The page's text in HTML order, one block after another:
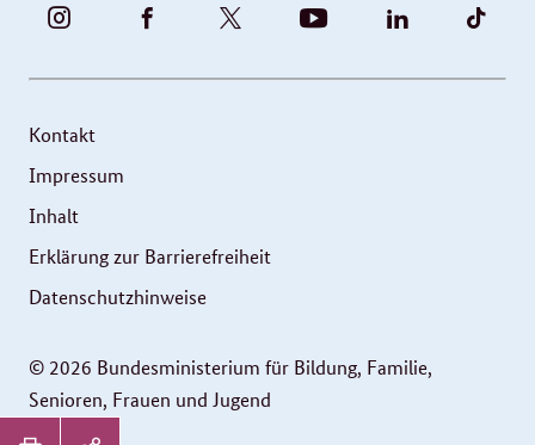
BUNDESFAMILIENMINISTERIUM
INSTAGRAM
UND
VIDEOS
BUNDESFAMILIENMINISTERIUM
FACEBOOK
FAMILIENMINISTERIUM
|
BMBFSFJ
YOUTUBE
BMFSFJ
LINKEDIN
© 2026 Bundesministerium für Bildung, Familie,
Senioren, Frauen und Jugend
Service
Kontakt
Impressum
Inhalt
Erklärung zur Barrierefreiheit
Datenschutzhinweise